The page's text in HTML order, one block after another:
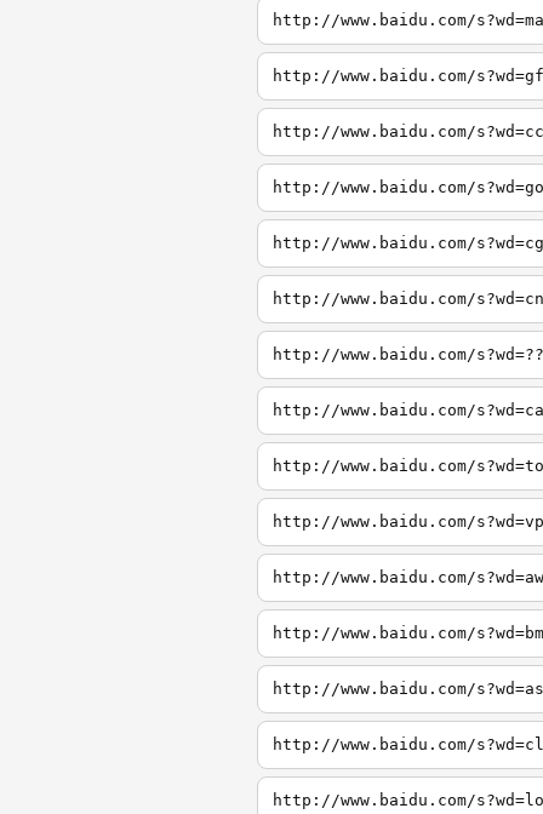
http://www.baidu.com/
http://www.baidu.com/
http://www.baidu.com/
http://www.baidu.com/
http://www.baidu.com/
http://www.baidu.com/
http://www.baidu.com/
http://www.baidu.com/
http://www.baidu.com/
http://www.baidu.com/
http://www.baidu.com/
http://www.baidu.com/
http://www.baidu.com/
http://www.baidu.com/
http://www.baidu.com/